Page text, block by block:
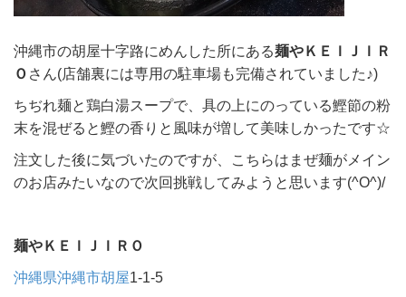
沖縄市の胡屋十字路にめんした所にある麺やＫＥＩＪＩＲ
Ｏ さん(店舗裏には専用の駐車場も完備されていました♪)
ちぢれ麺と鶏白湯スープで、具の上にのっている鰹節の粉
末を混ぜると鰹の香りと風味が増して美味しかったです☆
注文した後に気づいたのですが、こちらはまぜ麺がメイン
のお店みたいなので次回挑戦してみようと思います(^O^)/
麺やＫＥＩＪＩＲＯ
沖縄県沖縄市胡屋1-1-5